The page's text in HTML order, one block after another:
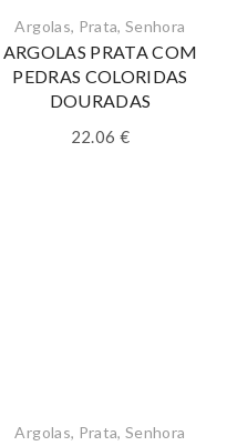
Argolas, Prata,Senhora
ARGOLAS PRATA COM
PEDRAS COLORIDAS
DOURADAS
22.06 €
Argolas, Prata,Senhora